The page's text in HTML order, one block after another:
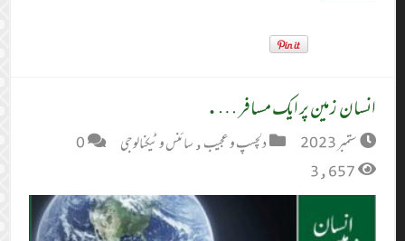
انسان زمین پر ایک مسافر ….
ستمبر 2023 دلچسپ و عجیب,سائنس و ٹیکنالوجی
0
3,657